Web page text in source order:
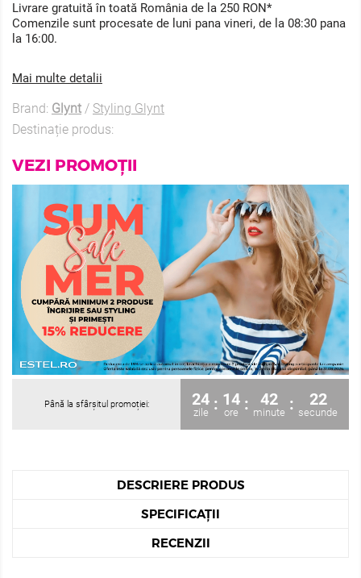
Livrare gratuită în toată România de la 250 RON*
Comenzile sunt procesate de luni pana vineri, de la 08:30 pana
la 16:00.
Mai multe detalii
Brand: Glynt / Styling Glynt
Destinație produs:
VEZI PROMOȚII
Până la sfârșitul promoției: 24
zile : 14
ore : 42
minute : 20
secunde
DESCRIERE PRODUS
SPECIFICAȚII
RECENZII